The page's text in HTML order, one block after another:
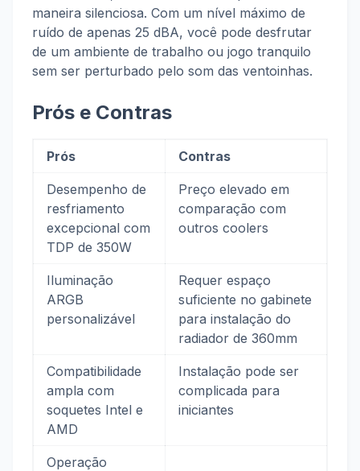
maneira silenciosa. Com um nível máximo de
ruído de apenas 25 dBA, você pode desfrutar
de um ambiente de trabalho ou jogo tranquilo
sem ser perturbado pelo som das ventoinhas.
Prós e Contras
Prós Contras
Desempenho de
resfriamento
excepcional com
TDP de 350W
Preço elevado em
comparação com
outros coolers
Iluminação
ARGB
personalizável
Requer espaço
suficiente no gabinete
para instalação do
radiador de 360mm
Compatibilidade
ampla com
soquetes Intel e
AMD
Instalação pode ser
complicada para
iniciantes
Operação